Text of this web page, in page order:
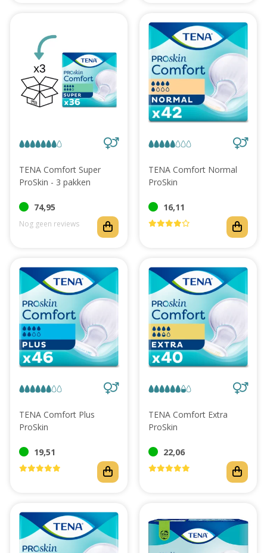
TENA Comfort Super
ProSkin - 3 pakken
74,95
Nog geen reviews
TENA Comfort Normal
ProSkin
16,11
TENA Comfort Plus
ProSkin
19,51
TENA Comfort Extra
ProSkin
22,06